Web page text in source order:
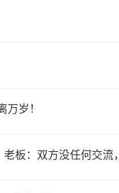
岁！
板：双方没任何交